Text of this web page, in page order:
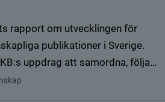
rapport om utvecklingen för
publikationer i Sverige.
uppdrag att samordna, följa
på området.